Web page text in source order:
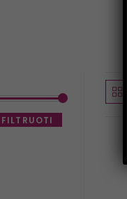
FILTRUOTI